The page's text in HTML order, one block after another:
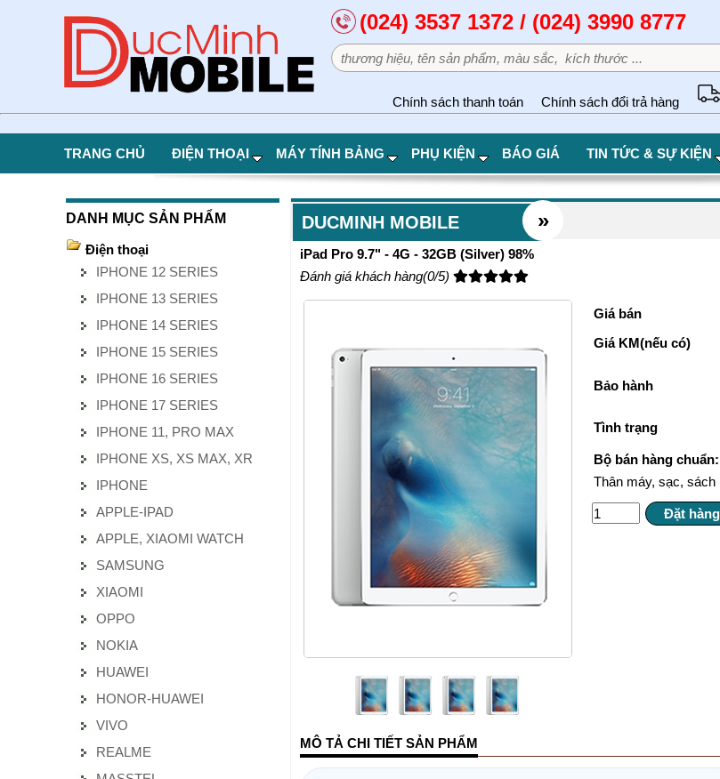
(024) 3537 1372 / (024) 3990 8777
Chính sách thanh toán
Chính sách đổi trả hàng
TRANG CHỦ ĐIỆN THOẠI MÁY TÍNH BẢNG PHỤ KIỆN BÁO GIÁ TIN TỨC & SỰ KIỆN
DANH MỤC SẢN PHẨM
Điện thoại
IPHONE 12 SERIES
IPHONE 13 SERIES
IPHONE 14 SERIES
IPHONE 15 SERIES
IPHONE 16 SERIES
IPHONE 17 SERIES
IPHONE 11, PRO MAX
IPHONE XS, XS MAX, XR
IPHONE
APPLE-IPAD
APPLE, XIAOMI WATCH
SAMSUNG
XIAOMI
OPPO
NOKIA
HUAWEI
HONOR-HUAWEI
VIVO
REALME
DUCMINH MOBILE »
iPad Pro 9.7" - 4G - 32GB (Silver) 98%
Đánh giá khách hàng(0/5)
Giá bán
Giá KM(nếu có)
Bảo hành
Tình trạng
Bộ bán hàng chuẩn:
Thân máy, sạc,
MÔ TẢ CHI TIẾT SẢN PHẨM